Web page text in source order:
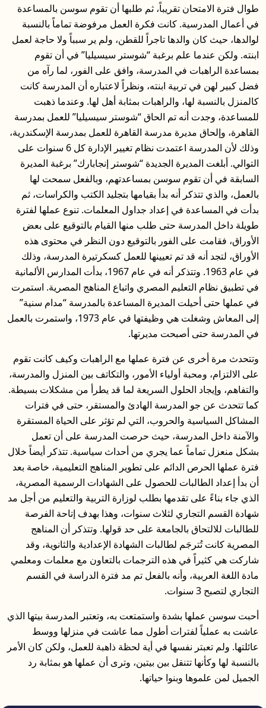
طوال فترة الامتحان تقريباً، ثم طلبها أن تقوم سوسن بالمساعدة
في أعمال المدرسية. كانت فكرة العمل مرفوضة تماماً بالنسبة
لوالدها، حيث كان والدها تاجراً للقطن، ولم ير سبباً ولا حاجة لعمل
ابنته. ولكن عندما علم برغبة “شوستر سيسيليا” في أن تقوم
بمساعدة الراهبات في المدرسة، وافق على الفور، لما رآه من
فضل كبير لهن في تربية ابنته، ونظراً لاعتباره أن المدرسة كانت
كالمنزل بالنسبة لها، والراهبات بمثابة أهل لها. وعندما ذهبت
للمساعدة، وجدت أنه تم الحاق “شوستر سيسيليا” للعمل بمدرسة
القاهرة، وإلحاق مديرة مدرسة القاهرة للعمل بمدرسة الإسكندرية،
وذلك لأن المدرسة اعتمدت نظام تغيير الإدارة كل 6 سنوات على
التوالي. أبلغت المديرة الجديدة “شوستر إنجابارك” برغبة المديرة
السابقة في أن تقوم سوسن بمساعدتهم، وبالفعل سمحت لها
بالعمل، والذي تتذكر أنه بدأ بقيامها بتجليد الكتب والكراسات، ثم
بدأت في المساعدة في إعداد جداول المعلمات. تنوع عملها لفترة
طويلة داخل المدرسة حتى طلب منها القيام بالتوقيع على بعض
الأوراق، فقامت على الفور بالتوقيع دون النظر في محتوى هذه
الأوراق، لتجد أنه قد تم تعيينها للعمل كسكرتيرة المدرسة، وذلك
في عام 1963. وتتذكر أنه في عام 1967، بدأت المدارس الألمانية
في تطبيق نظام التعليم المصري واتباع المناهج المصرية. استمرت
في عملها حتى أحيلت المديرة المساعدة بالمدرسة “مدام سنية”
إلى المعاش وشغلت هي وظيفتها في عام 1973، واستمرت بالعمل
في المدرسة حتى أصبحت مديرتها.
وتتحدث مرة أخرى عن فترة عملها مع الراهبات وكيف كانت تقوم
على الالتزام، ومحبة أولياء الأمور، والتكاتف بين المنزل والمدرسة،
والتفاهم، وإيجاد الحلول السريعة لما قد يطرأ من مشكلات بسيطة.
كما تتحدث عن جو المدرسة الهادئ والمستقر، حتى في فترات
المشاكل السياسية والحروب، التي لم تؤثر على الحياة المستقرة
والآمنة داخل المدرسة، حيث حرصت المدرسة على أن تعمل
بشكل منعزل تماماً عما يجري من أحداث سياسية. تتذكر أيضاً خلال
فترة عملها الحرص الدائم على تطوير المناهج التعليمية، خاصة بعد
أن بدأ إعداد الطالبات للحصول على الشهادات الرسمية المصرية،
الذي جاء بناءً على تقدمها بطلب لوزارة التربية والتعليم من أجل مد
شهادة القسم التجاري لثلاث سنوات، وهذا بهدف إتاحة الفرصة
للطالبات للالتحاق بالجامعة على حد قولها. وتتذكر أن المناهج
المصرية كانت تُترجَم لطالبات الشهادة الإعدادية والثانوية، وقد
شاركت هي كثيراً في هذه الترجمات بالتعاون مع معلمات ومعلمي
مادة اللغة العربية، وأنه بالفعل تم مد فترة الدراسة في القسم
التجاري لتصبح 3 سنوات.
أحبت سوسن عملها بشدة واستمتعت به، وتعتبر المدرسة بيتها الذي
عاشت به عملياً لفترات أطول مما عاشت في منزلها ووسط
عائلتها. ولم تعبتر نفسها في أية لحظة ذاهبة للعمل، ولكن كان الأمر
بالنسبة لها وكأنها تتنقل بين بيتين، وترى أن عملها هو بمثابة رد
الجميل لمن علموها وبنوا حياتها.